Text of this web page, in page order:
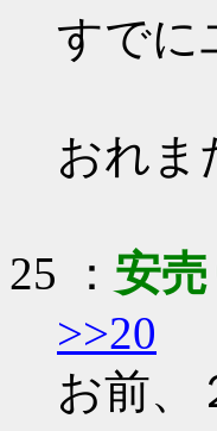
すでに
おれま
25 ： 安
>>20
お前、